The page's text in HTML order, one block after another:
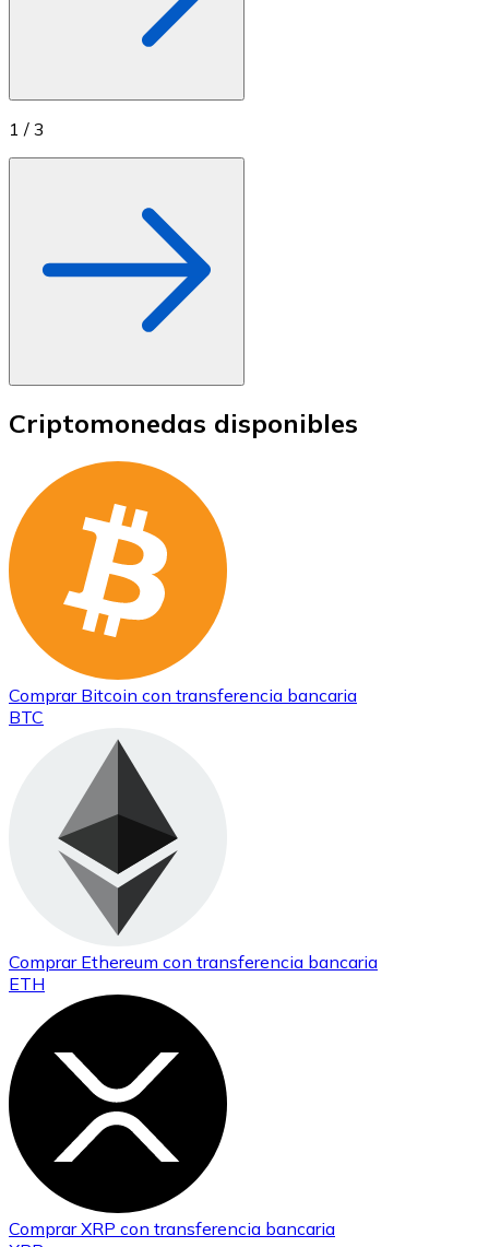
1 / 3
Criptomonedas disponibles
Comprar Bitcoin con transferencia bancaria
BTC
Comprar Ethereum con transferencia bancaria
ETH
ComprarXRP con transferencia bancaria